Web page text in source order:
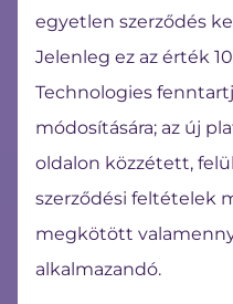
egyetlen szerződés
Jelenleg ez az érték
Technologies
módosítására; az új
oldalon közzétett,
szerződési feltételek
megkötött
alkalmazandó.